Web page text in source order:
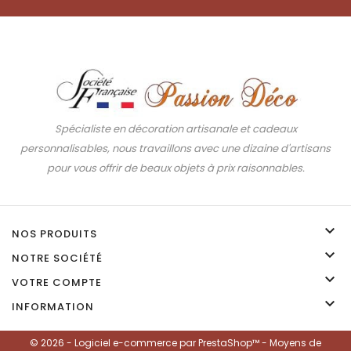
Spécialiste en décoration artisanale et cadeaux
personnalisables, nous travaillons avec une dizaine d'artisans
pour vous offrir de beaux objets à prix raisonnables.
NOS PRODUITS 
NOTRE SOCIÉTÉ 
VOTRE COMPTE 
INFORMATION 
© 2026 - Logiciel e-commerce par PrestaShop™ - Moyens de